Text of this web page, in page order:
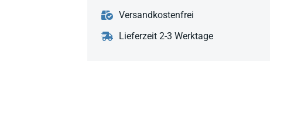
Versandkostenfrei
Lieferzeit 2-3 Werktage